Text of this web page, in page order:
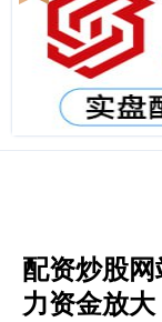
配资炒股
力资金放